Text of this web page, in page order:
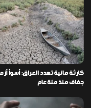
كارثة مائية تهدد العراق: أسوأ
جفاف منذ مئة عام